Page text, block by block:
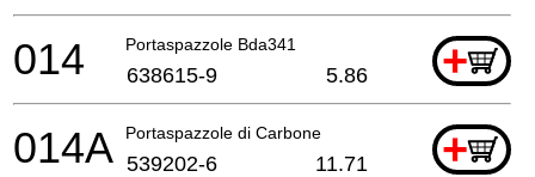
Portaspazzole Bda341 +
014 638615-9 5.86
Portaspazzole di Carbone +
014A 539202-6 11.71